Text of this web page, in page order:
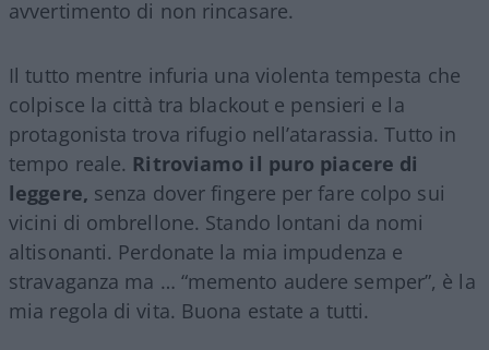
avvertimento di non rincasare.
Il tutto mentre infuria una violenta tempesta che
colpisce la città tra blackout e pensieri e la
protagonista trova rifugio nell’atarassia. Tutto in
tempo reale. Ritroviamo il puro piacere di
leggere, senza dover fingere per fare colpo sui
vicini di ombrellone. Stando lontani da nomi
altisonanti. Perdonate la mia impudenza e
stravaganza ma … “memento audere semper”, è la
mia regola di vita. Buona estate a tutti.